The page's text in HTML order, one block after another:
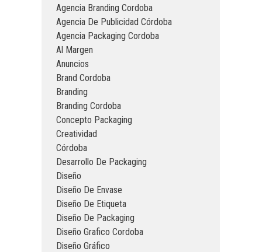
Agencia Branding Cordoba
Agencia De Publicidad Córdoba
Agencia Packaging Cordoba
Al Margen
Anuncios
Brand Cordoba
Branding
Branding Cordoba
Concepto Packaging
Creatividad
Córdoba
Desarrollo De Packaging
Diseño
Diseño De Envase
Diseño De Etiqueta
Diseño De Packaging
Diseño Grafico Cordoba
Diseño Gráfico